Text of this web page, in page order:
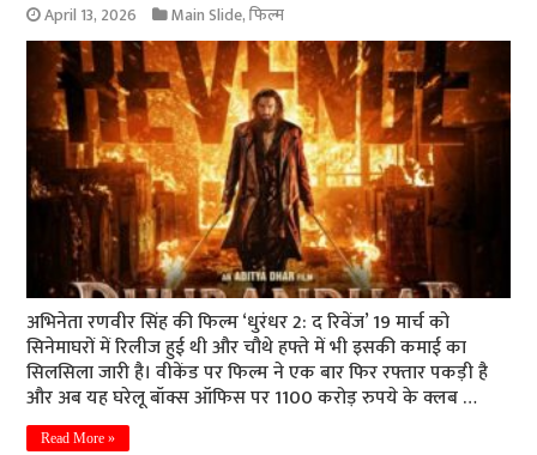
April 13, 2026 Main Slide,फिल्म
अभिनेता रणवीर सिंह की फिल्म ‘धुरंधर 2: द रिवेंज’ 19 मार्च को
सिनेमाघरों में रिलीज हुई थी और चौथे हफ्ते में भी इसकी कमाई का
सिलसिला जारी है। वीकेंड पर फिल्म ने एक बार फिर रफ्तार पकड़ी है
और अब यह घरेलू बॉक्स ऑफिस पर 1100 करोड़ रुपये के क्लब …
Read More »